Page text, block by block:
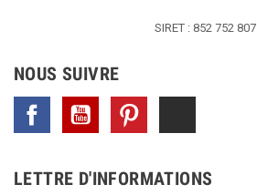
SIRET : 852 752 807
NOUS SUIVRE
Facebook YouTube
LETTRE D'INFORMATIONS